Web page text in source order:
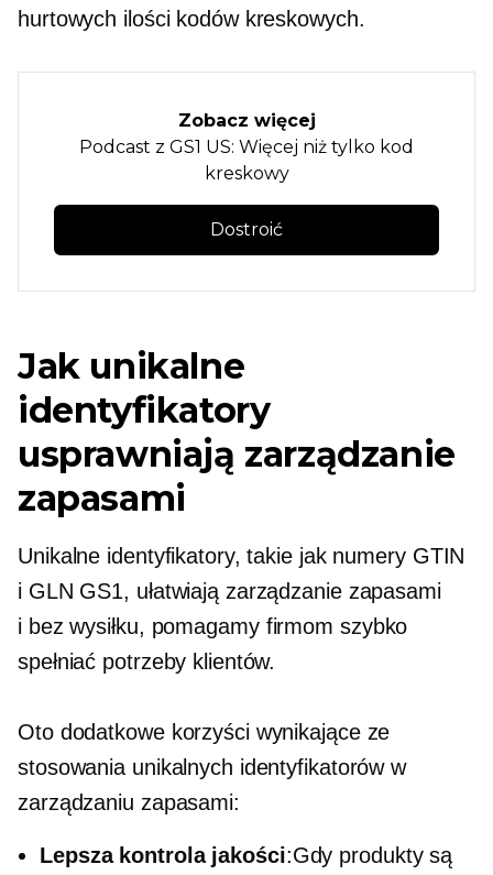
hurtowych ilości kodów kreskowych.
Zobacz więcej
Podcast z GS1 US: Więcej niż tylko kod
kreskowy
Dostroić
Jak unikalne
identyfikatory
usprawniają zarządzanie
zapasami
Unikalne identyfikatory, takie jak numery GTIN
i GLN GS1, ułatwiają zarządzanie zapasami
i bez wysiłku, pomagamy firmom szybko
spełniać potrzeby klientów.
Oto dodatkowe korzyści wynikające ze
stosowania unikalnych identyfikatorów w
zarządzaniu zapasami:
Lepsza kontrola jakości:Gdy produkty są